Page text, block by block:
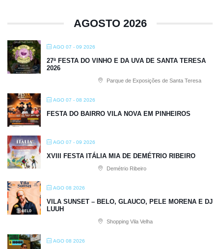
AGOSTO 2026
AGO 07 - 09 2026
27ª FESTA DO VINHO E DA UVA DE SANTA TERESA
2026
Parque de Exposições de Santa Teresa
AGO 07 - 08 2026
FESTA DO BAIRRO VILA NOVA EM PINHEIROS
AGO 07 - 09 2026
XVIII FESTA ITÁLIA MIA DE DEMÉTRIO RIBEIRO
Demétrio Ribeiro
AGO 08 2026
VILA SUNSET – BELO, GLAUCO, PELE MORENA E DJ
LUUH
Shopping Vila Velha
AGO 08 2026